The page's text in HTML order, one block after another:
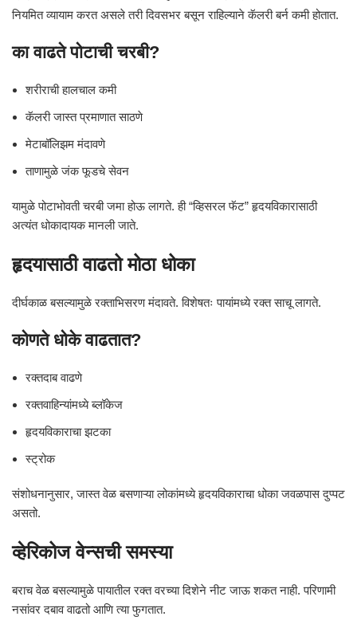
नियमित व्यायाम करत असले तरी दिवसभर बसून राहिल्याने कॅलरी बर्न कमी होतात.
का वाढते पोटाची चरबी?
शरीराची हालचाल कमी
कॅलरी जास्त प्रमाणात साठणे
मेटाबॉलिझम मंदावणे
ताणामुळे जंक फूडचे सेवन
यामुळे पोटाभोवती चरबी जमा होऊ लागते. ही “व्हिसरल फॅट” हृदयविकारासाठी
अत्यंत धोकादायक मानली जाते.
हृदयासाठी वाढतो मोठा धोका
दीर्घकाळ बसल्यामुळे रक्ताभिसरण मंदावते. विशेषतः पायांमध्ये रक्त साचू लागते.
कोणते धोके वाढतात?
रक्तदाब वाढणे
रक्तवाहिन्यांमध्ये ब्लॉकेज
हृदयविकाराचा झटका
स्ट्रोक
संशोधनानुसार, जास्त वेळ बसणाऱ्या लोकांमध्ये हृदयविकाराचा धोका जवळपास दुप्पट
असतो.
व्हेरिकोज वेन्सची समस्या
बराच वेळ बसल्यामुळे पायातील रक्त वरच्या दिशेने नीट जाऊ शकत नाही. परिणामी
नसांवर दबाव वाढतो आणि त्या फुगतात.